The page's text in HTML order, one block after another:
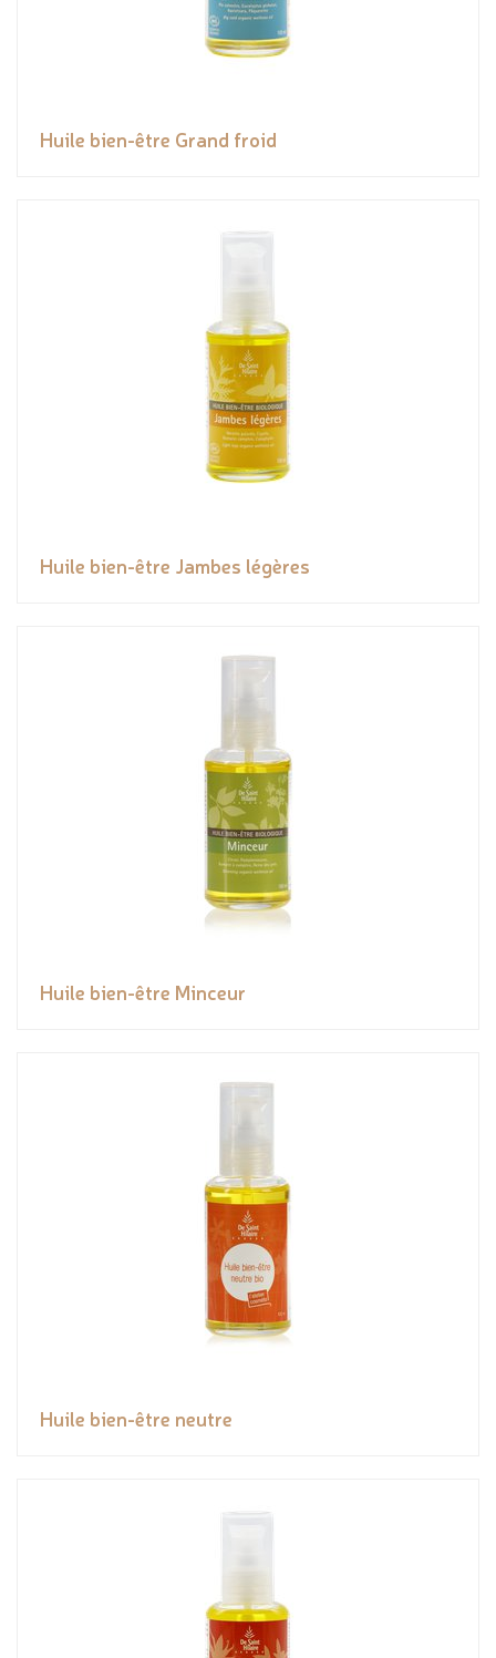
Huile bien-être Grand froid
Huile bien-être Jambes légères
Huile bien-être Minceur
Huile bien-être neutre